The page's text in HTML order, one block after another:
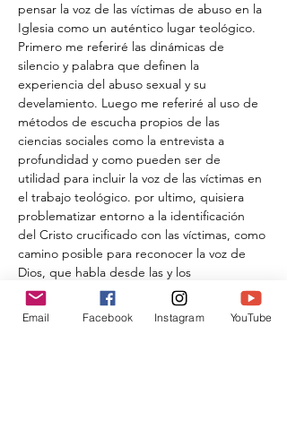
pensar la voz de las víctimas de abuso en la
Iglesia como un auténtico lugar teológico.
Primero me referiré las dinámicas de
silencio y palabra que definen la
experiencia del abuso sexual y su
develamiento. Luego me referiré al uso de
métodos de escucha propios de las
ciencias sociales como la entrevista a
profundidad y como pueden ser de
utilidad para incluir la voz de las víctimas en
el trabajo teológico. por ultimo, quisiera
problematizar entorno a la identificación
del Cristo crucificado con las víctimas, como
camino posible para reconocer la voz de
Dios, que habla desde las y los
sobrevivientes de violencia sexual en la
Iglesia. Estos tres caminos constituyen
avenidas necesarias para situar la verdad de
Email Facebook Instagram YouTube